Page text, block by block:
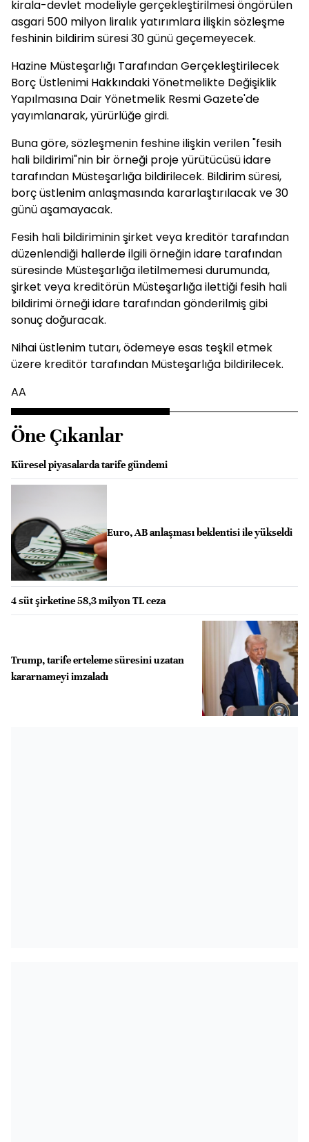
kirala-devlet modeliyle gerçekleştirilmesi öngörülen
asgari 500 milyon liralık yatırımlara ilişkin sözleşme
feshinin bildirim süresi 30 günü geçemeyecek.
Hazine Müsteşarlığı Tarafından Gerçekleştirilecek
Borç Üstlenimi Hakkındaki Yönetmelikte Değişiklik
Yapılmasına Dair Yönetmelik Resmi Gazete'de
yayımlanarak, yürürlüğe girdi.
Buna göre, sözleşmenin feshine ilişkin verilen "fesih
hali bildirimi"nin bir örneği proje yürütücüsü idare
tarafından Müsteşarlığa bildirilecek. Bildirim süresi,
borç üstlenim anlaşmasında kararlaştırılacak ve 30
günü aşamayacak.
Fesih hali bildiriminin şirket veya kreditör tarafından
düzenlendiği hallerde ilgili örneğin idare tarafından
süresinde Müsteşarlığa iletilmemesi durumunda,
şirket veya kreditörün Müsteşarlığa ilettiği fesih hali
bildirimi örneği idare tarafından gönderilmiş gibi
sonuç doğuracak.
Nihai üstlenim tutarı, ödemeye esas teşkil etmek
üzere kreditör tarafından Müsteşarlığa bildirilecek.
AA
Öne Çıkanlar
Küresel piyasalarda tarife gündemi
Euro, AB anlaşması beklentisi ile yükseldi
4 süt şirketine 58,3 milyon TL ceza
Trump, tarife erteleme süresini uzatan
kararnameyi imzaladı